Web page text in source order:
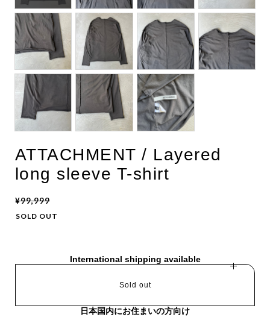
ATTACHMENT / Layered
long sleeve T-shirt
¥99,999
SOLD OUT
International shipping available
Sold out
日本国内にお住まいの方向け